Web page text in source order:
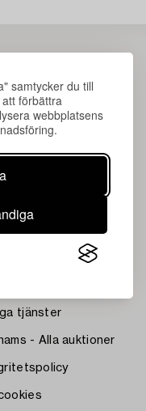
samtycker du till
förbättra
webbplatsens
tjänster
- Alla auktioner